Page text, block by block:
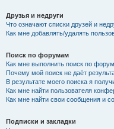
Друзья и недруги
Что означают списки друзей и
Как мне добавлять/удалять
Поиск по форумам
Как мне выполнить поиск по
Почему мой поиск не даёт
В результате моего поиска я
Как мне найти пользователя
Как мне найти свои сообщения и
Подписки и закладки